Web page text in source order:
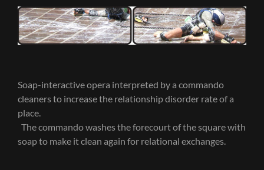
Soap-interactive opera interpreted by a commando
cleaners to increase the relationship disorder rate of a
place.
The commando washes the forecourt of the square with
soap to make it clean again for relational exchanges.